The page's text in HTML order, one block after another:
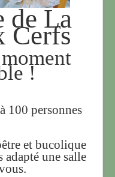
de La
Cerfs
!
100 personnes
et bucolique
adapté une salle